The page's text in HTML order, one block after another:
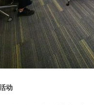
动